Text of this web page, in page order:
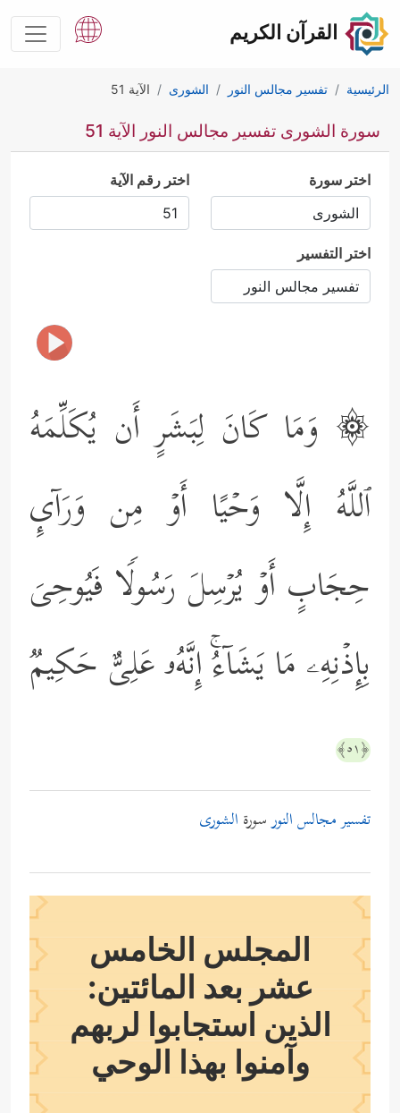
القرآن الكريم
الرئيسية تفسير مجالس النور الشورى الآية 51
سورة الشورى تفسير مجالس النور الآية 51
اختر سورة اختر رقم الآية
اختر التفسير
۞ وَمَا كَانَ لِبَشَرٍ أَن یُكَلِّمَهُ
ٱللَّهُ إِلَّا وَحۡیًا أَوۡ مِن وَرَاۤىِٕ
حِجَابٍ أَوۡ یُرۡسِلَ رَسُولࣰا فَیُوحِیَ
بِإِذۡنِهِۦ مَا یَشَاۤءُۚ إِنَّهُۥ عَلِیٌّ حَكِیمࣱ
﴿٥١﴾
تفسير مجالس النورسورة الشورى
المجلس الخامس
عشر بعد المائتين:
الذين استجابوا لربهم
وآمنوا بهذا الوحي